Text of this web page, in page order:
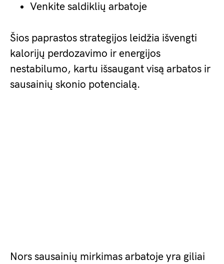
Venkite saldiklių arbatoje
Šios paprastos strategijos leidžia išvengti
kalorijų perdozavimo ir energijos
nestabilumo, kartu išsaugant visą arbatos ir
sausainių skonio potencialą.
Nors sausainių mirkimas arbatoje yra giliai